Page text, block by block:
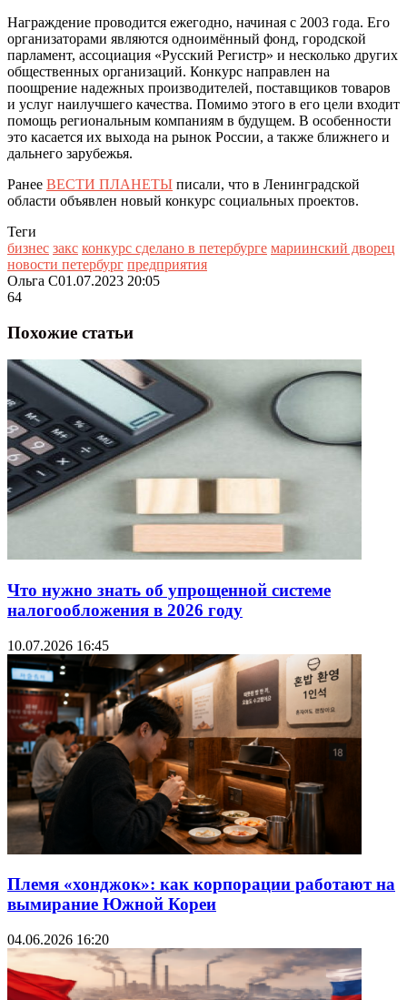
Награждение проводится ежегодно, начиная с 2003 года. Его
организаторами являются одноимённый фонд, городской
парламент, ассоциация «Русский Регистр» и несколько других
общественных организаций. Конкурс направлен на
поощрение надежных производителей, поставщиков товаров
и услуг наилучшего качества. Помимо этого в его цели входит
помощь региональным компаниям в будущем. В особенности
это касается их выхода на рынок России, а также ближнего и
дальнего зарубежья.
Ранее ВЕСТИ ПЛАНЕТЫ писали, что в Ленинградской
области объявлен новый конкурс социальных проектов.
Теги
бизнес закс конкурс сделано в петербурге мариинский дворец
новости петербург предприятия
Ольга С01.07.2023 20:05
64
Похожие статьи
Что нужно знать об упрощенной системе
налогообложения в 2026 году
10.07.2026 16:45
Племя «хонджок»: как корпорации работают на
вымирание Южной Кореи
04.06.2026 16:20